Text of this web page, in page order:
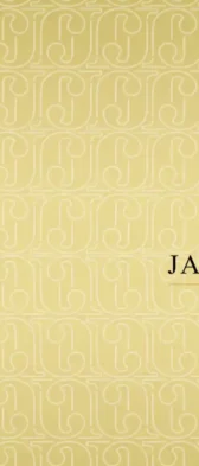
ساعت زنانه بالمن
529.5691.32.24
تماس بگیرید
خرید